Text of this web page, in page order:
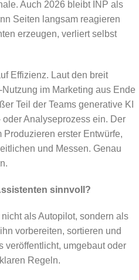
Auch 2026 bleibt INP als
Seiten langsam reagieren
erzeugen, verliert selbst
Effizienz. Laut den breit
im Marketing aus Ende
Teil der Teams generative KI
Analyseprozess ein. Der
erster Entwürfe,
und Messen. Genau
sinnvoll?
als Autopilot, sondern als
vorbereiten, sortieren und
veröffentlicht, umgebaut oder
Regeln.